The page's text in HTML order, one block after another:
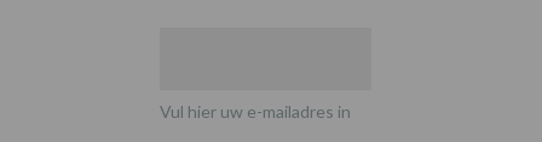
Vul hier uw e-mailadres in